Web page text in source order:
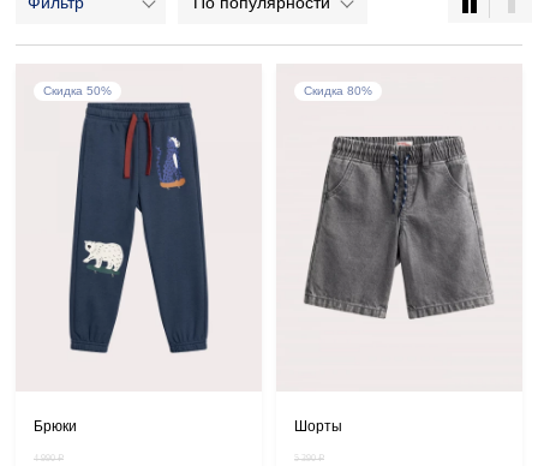
14
Скидка 50%
Брюки
4 990 ₽
Скидка 80%
Шорты
5 390 ₽